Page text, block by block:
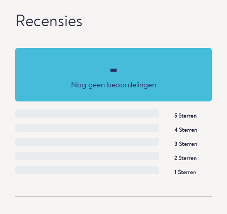
Recensies
-
Nog geen beoordelingen
5 Sterren
4 Sterren
3 Sterren
2 Sterren
1 Sterren